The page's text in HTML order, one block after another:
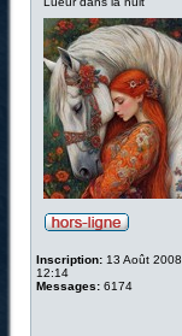
Inscription: 13 Août 2008,
12:14
Messages: 6174